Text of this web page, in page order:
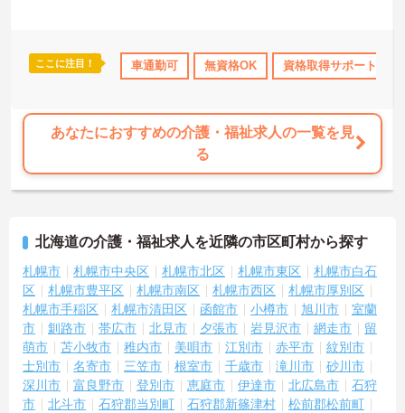
社会保険完備 交通費支給
ここに注目！ 車通勤可 無資格OK 資格取得サポート
あなたにおすすめの介護・福祉求人の一覧を見
る
北海道の介護・福祉求人を近隣の市区町村から探す
札幌市 札幌市中央区 札幌市北区 札幌市東区
札幌市白石
区
札幌市豊平区 札幌市南区 札幌市西区
札幌市厚別区
札幌市手稲区
札幌市清田区 函館市 小樽市 旭川市
室蘭
市
釧路市 帯広市 北見市 夕張市 岩見沢市 網走市
留
萌市
苫小牧市 稚内市 美唄市 江別市 赤平市
紋別市
士別市
名寄市 三笠市 根室市 千歳市 滝川市
砂川市
深川市
富良野市 登別市 恵庭市 伊達市 北広島市
石狩
市
北斗市 石狩郡当別町 石狩郡新篠津村 松前郡松前町